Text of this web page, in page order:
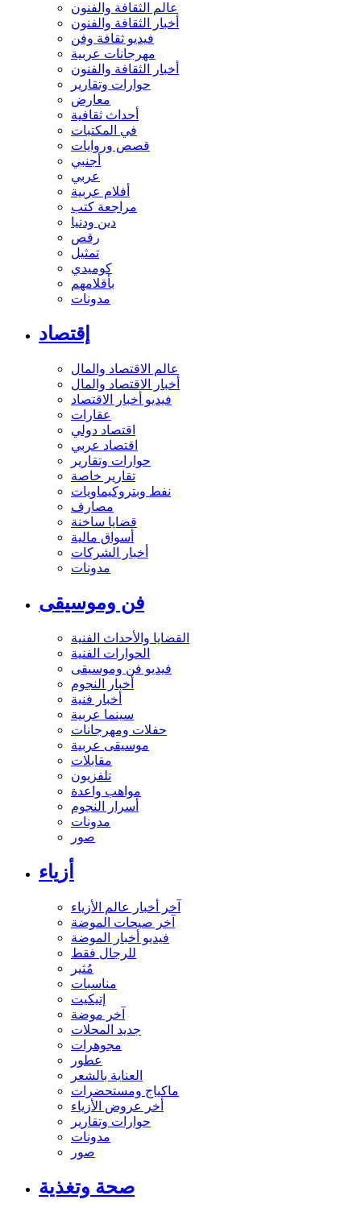
عالم الثقافة والفنون
أخبار الثقافة والفنون
فيديو ثقافة وفن
مهرجانات عربية
أخبار الثقافة والفنون
حوارات وتقارير
معارض
أحداث ثقافية
في المكتبات
قصص وروايات
أجنبي
عربي
أفلام عربية
مراجعة كتب
دين ودنيا
رقص
تمثيل
كوميدي
بأقلامهم
مدونات
إقتصاد
عالم الاقتصاد والمال
أخبار الاقتصاد والمال
فيديو أخبار الاقتصاد
عقارات
اقتصاد دولي
اقتصاد عربي
حوارات وتقارير
تقارير خاصة
نفط وبتروكيماويات
مصارف
قضايا ساخنة
أسواق مالية
أخبار الشركات
مدونات
فن وموسيقى
القضايا والأحداث الفنية
الحوارات الفنية
فيديو فن وموسيقى
أخبار النجوم
أخبار فنية
سينما عربية
حفلات ومهرجانات
موسيقى عربية
مقابلات
تلفزيون
مواهب واعدة
أسرار النجوم
مدونات
صور
أزياء
آخر أخبار عالم الأزياء
آخر صيحات الموضة
فيديو أخبار الموضة
للرجال فقط
مُثير
مناسبات
إتيكيت
آخر موضة
جديد المحلات
مجوهرات
عطور
العناية بالشعر
ماكياج ومستحضرات
أخر عروض الأزياء
حوارات وتقارير
مدونات
صور
صحة وتغذية